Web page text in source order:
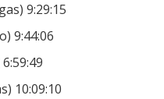
9:29:15
9:44:06
10:09:10